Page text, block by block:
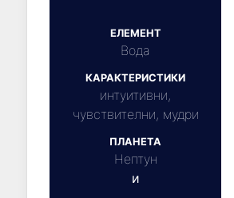
ЕЛЕМЕНТ
Вода
КАРАКТЕРИСТИКИ
интуитивни,
чувствителни, мудри
ПЛАНЕТА
Нептун
и